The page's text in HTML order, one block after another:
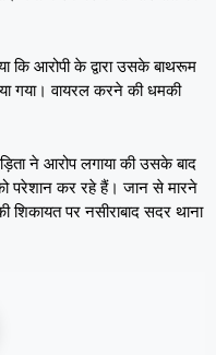
कि आरोपी के द्वारा उसके बाथरूम
गया। वायरल करने की धमकी
ने आरोप लगाया की उसके बाद
परेशान कर रहे हैं। जान से मारने
शिकायत पर नसीराबाद सदर थाना